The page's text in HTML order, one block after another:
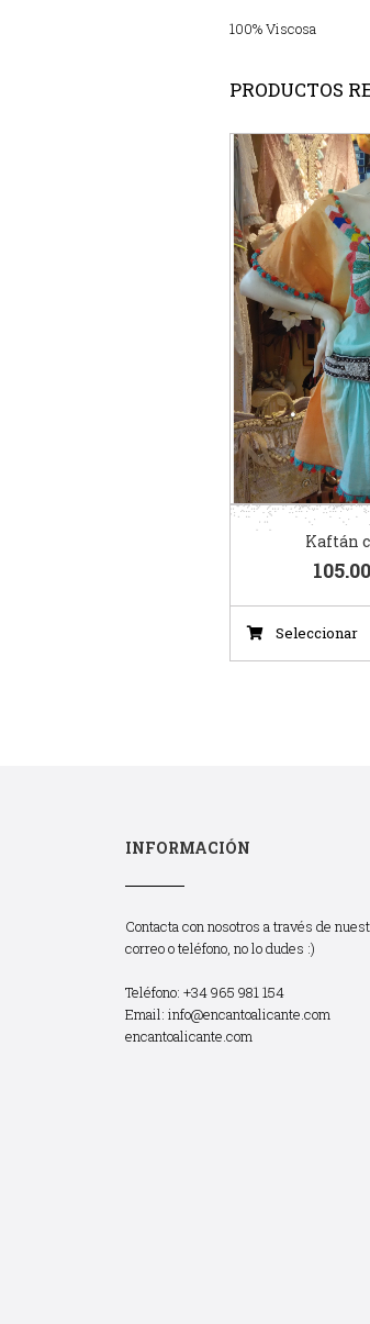
100% Viscosa
PRODUCTOS
Kaftán
105.00
Seleccionar
INFORMACIÓN
Contacta con nosotros a través de
correo o teléfono, no lo dudes :)
Teléfono: +34 965 981 154
Email: info@encantoalicante.com
encantoalicante.com